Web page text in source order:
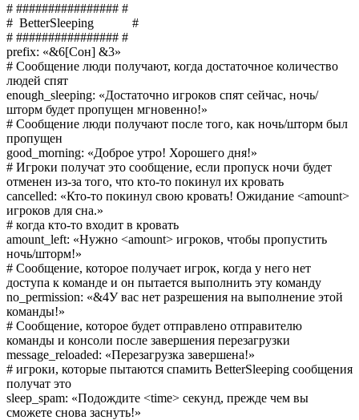
# ################ #
# BetterSleeping #
# ################ #
prefix: «&6[Сон] &3»
# Сообщение люди получают, когда достаточное количество
людей спят
enough_sleeping: «Достаточно игроков спят сейчас, ночь/
шторм будет пропущен мгновенно!»
# Сообщение люди получают после того, как ночь/шторм был
пропущен
good_morning: «Доброе утро! Хорошего дня!»
# Игроки получат это сообщение, если пропуск ночи будет
отменен из-за того, что кто-то покинул их кровать
cancelled: «Кто-то покинул свою кровать! Ожидание <amount>
игроков для сна.»
# когда кто-то входит в кровать
amount_left: «Нужно <amount> игроков, чтобы пропустить
ночь/шторм!»
# Сообщение, которое получает игрок, когда у него нет
доступа к команде и он пытается выполнить эту команду
no_permission: «&4У вас нет разрешения на выполнение этой
команды!»
# Сообщение, которое будет отправлено отправителю
команды и консоли после завершения перезагрузки
message_reloaded: «Перезагрузка завершена!»
# игроки, которые пытаются спамить BetterSleeping сообщения
получат это
sleep_spam: «Подождите <time> секунд, прежде чем вы
сможете снова заснуть!»